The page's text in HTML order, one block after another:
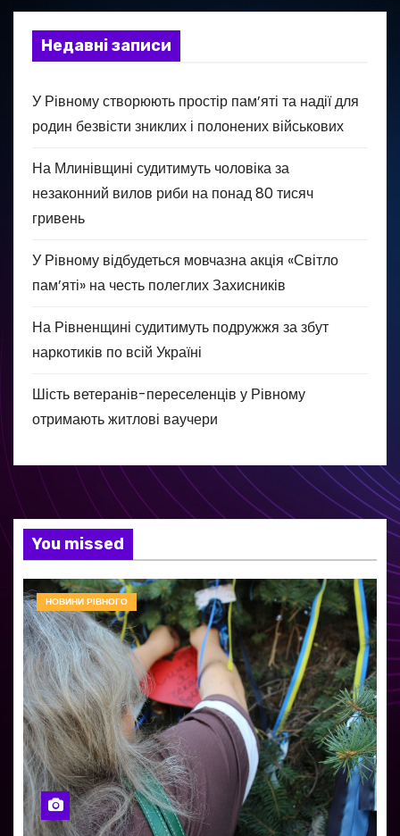
Недавні записи
У Рівному створюють простір пам’яті та надії для
родин безвісти зниклих і полонених військових
На Млинівщині судитимуть чоловіка за
незаконний вилов риби на понад 80 тисяч
гривень
У Рівному відбудеться мовчазна акція «Світло
пам’яті» на честь полеглих Захисників
На Рівненщині судитимуть подружжя за збут
наркотиків по всій Україні
Шість ветеранів-переселенців у Рівному
отримають житлові ваучери
You missed
НОВИНИ РІВНОГО